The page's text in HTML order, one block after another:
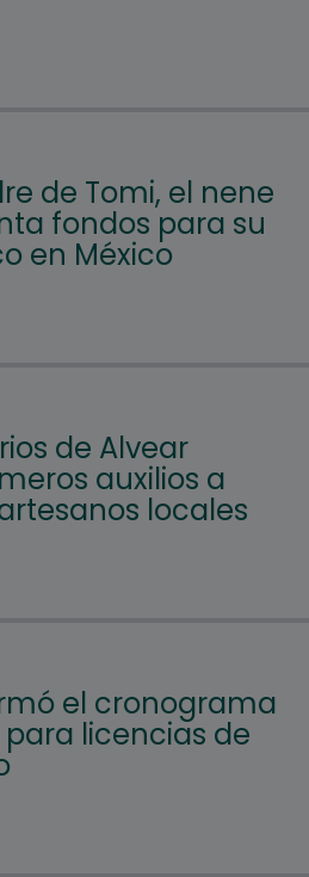
de Tomi, el nene
fondos para su
en México
de Alvear
auxilios a
locales
el cronograma
licencias de